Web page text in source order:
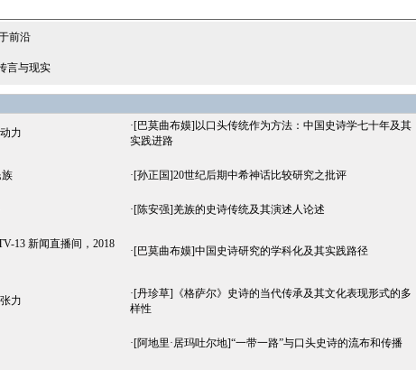
前沿
言与现实
力
·[巴莫曲布嫫]以口头传统作为方法：中国史诗学七十年及其
实践进路
·[孙正国]20世纪后期中希神话比较研究之批评
·[陈安强]羌族的史诗传统及其演述人论述
13 新闻直播间，2018
·[巴莫曲布嫫]中国史诗研究的学科化及其实践路径
力
·[丹珍草]《格萨尔》史诗的当代传承及其文化表现形式的多
样性
·[阿地里·居玛吐尔地]“一带一路”与口头史诗的流布和传播